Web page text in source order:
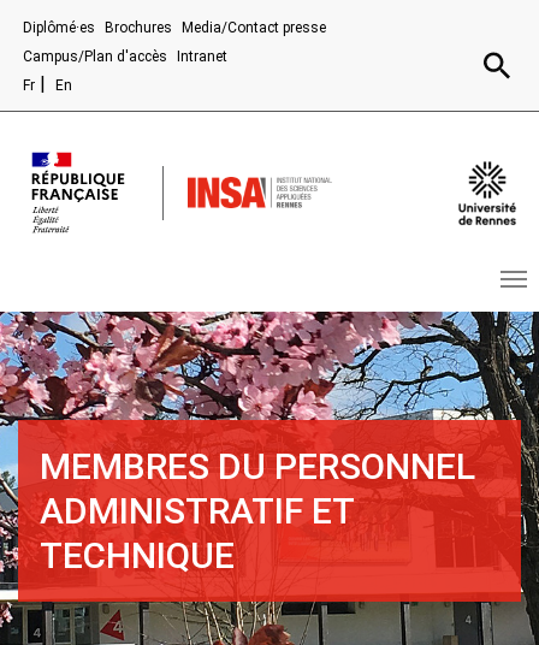
Diplômé·es Brochures
Media/Contact presse
Campus/Plan d'accès
Intranet
Fr
En
MEMBRES DU PERSONNEL
ADMINISTRATIF ET
TECHNIQUE